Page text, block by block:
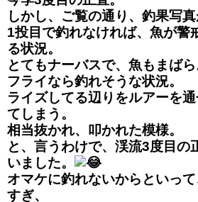
しかし、ご覧の通り、釣果写真
1投目で釣れなければ、魚が警
る状況。
とてもナーバスで、魚もまばら
フライなら釣れそうな状況。
ライズしてる辺りをルアーを
てしまう。
相当抜かれ、叩かれた模様。
と、言うわけで、渓流3度目の
いました。
オマケに釣れないからといっ
すぎ、